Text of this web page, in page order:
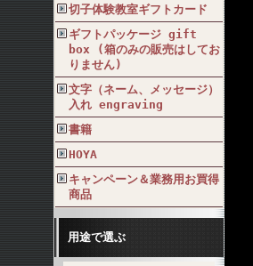
切子体験教室ギフトカード
ギフトパッケージ gift
box (箱のみの販売はしてお
りません)
文字（ネーム、メッセージ）
入れ engraving
書籍
HOYA
キャンペーン＆業務用お買得
商品
用途で選ぶ